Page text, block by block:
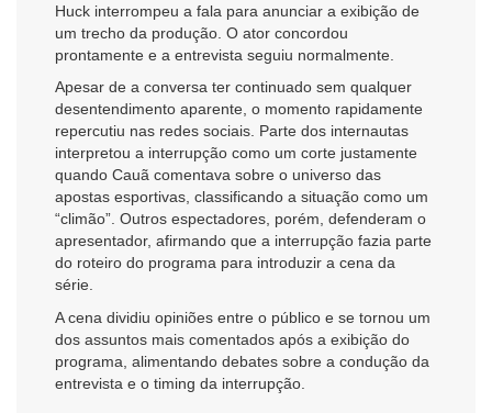
Huck interrompeu a fala para anunciar a exibição de
um trecho da produção. O ator concordou
prontamente e a entrevista seguiu normalmente.
Apesar de a conversa ter continuado sem qualquer
desentendimento aparente, o momento rapidamente
repercutiu nas redes sociais. Parte dos internautas
interpretou a interrupção como um corte justamente
quando Cauã comentava sobre o universo das
apostas esportivas, classificando a situação como um
“climão”. Outros espectadores, porém, defenderam o
apresentador, afirmando que a interrupção fazia parte
do roteiro do programa para introduzir a cena da
série.
A cena dividiu opiniões entre o público e se tornou um
dos assuntos mais comentados após a exibição do
programa, alimentando debates sobre a condução da
entrevista e o timing da interrupção.